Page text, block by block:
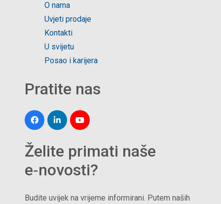
O nama
Uvjeti prodaje
Kontakti
U svijetu
Posao i karijera
Pratite nas
Želite primati naše
e‑novosti?
Budite uvijek na vrijeme informirani. Putem naših